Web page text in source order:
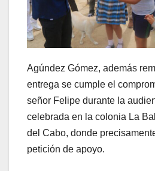
Agúndez Gómez, además
entrega se cumple el
señor Felipe durante la
celebrada en la colonia La
del Cabo, donde
petición de apoyo.